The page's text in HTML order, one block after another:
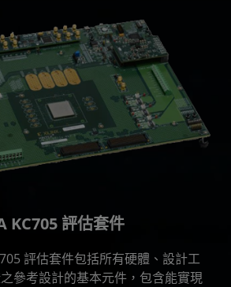
KC705 評估套件
評估套件包括所有硬體、設計工
參考設計的基本元件，包含能實現